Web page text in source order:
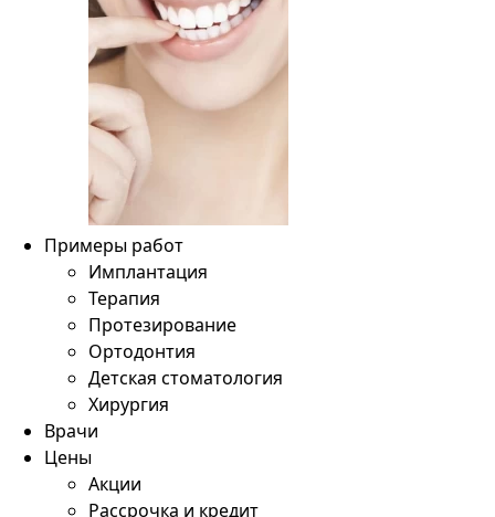
Примеры работ
Имплантация
Терапия
Протезирование
Ортодонтия
Детская стоматология
Хирургия
Врачи
Цены
Акции
Рассрочка и кредит